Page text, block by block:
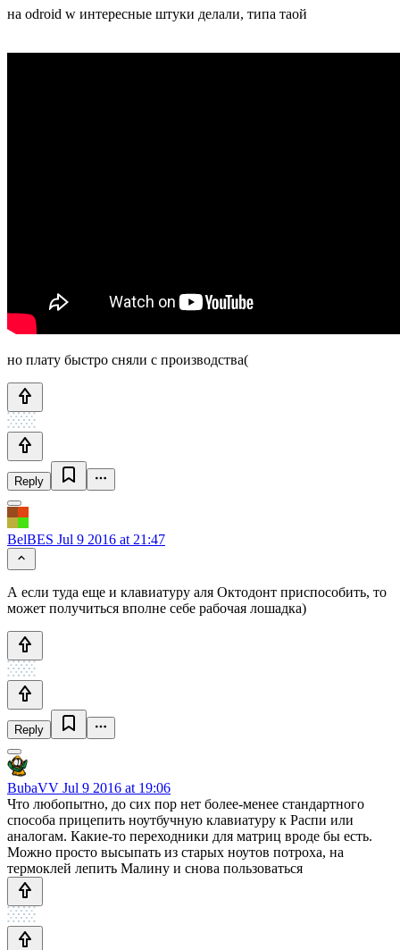
на odroid w интересные штуки делали, типа таой
но плату быстро сняли с производства(
Reply
BelBES Jul 9 2016 at 21:47
А если туда еще и клавиатуру аля Октодонт приспособить, то
может получиться вполне себе рабочая лошадка)
Reply
BubaVV Jul 9 2016 at 19:06
Что любопытно, до сих пор нет более-менее стандартного
способа прицепить ноутбучную клавиатуру к Распи или
аналогам. Какие-то переходники для матриц вроде бы есть.
Можно просто высыпать из старых ноутов потроха, на
термоклей лепить Малину и снова пользоваться